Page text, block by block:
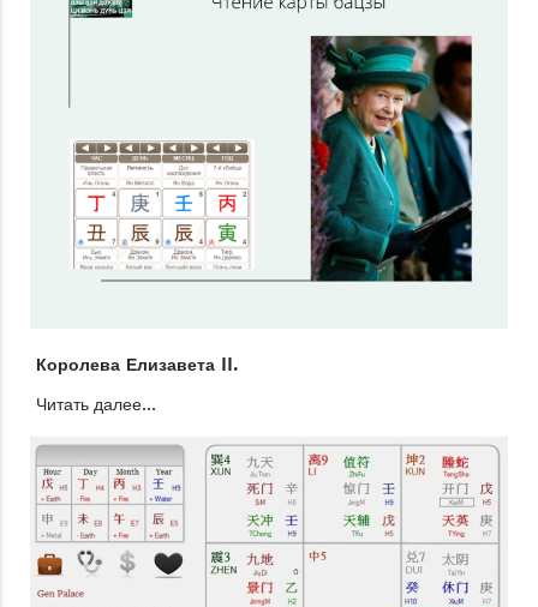
Королева Елизавета II.
Читать далее...